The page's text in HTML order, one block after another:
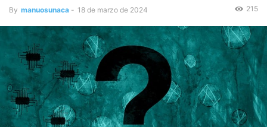
By manuosunaca - 18 de marzo de 2024 215